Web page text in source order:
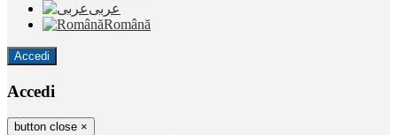
عربى
Română
Accedi
Accedi
button close ×